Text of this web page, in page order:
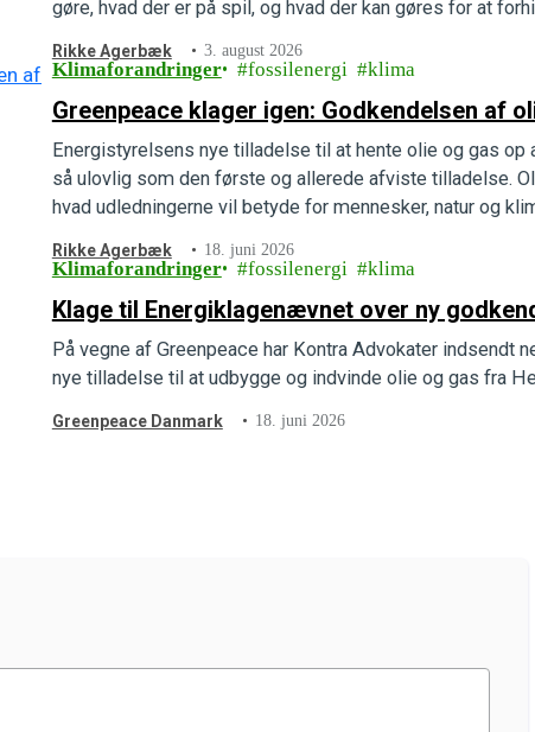
gøre, hvad der er på spil, og hvad der kan gøres for at
Rikke Agerbæk 3. august 2026
Klimaforandringer fossilenergi klima
Greenpeace klager igen: Godkendelsen af
Energistyrelsens nye tilladelse til at hente olie og gas
så ulovlig som den første og allerede afviste tilladelse.
hvad udledningerne vil betyde for mennesker, natur og
Rikke Agerbæk 18. juni 2026
Klimaforandringer fossilenergi klima
Klage til Energiklagenævnet over ny
På vegne af Greenpeace har Kontra Advokater indsendt
nye tilladelse til at udbygge og indvinde olie og gas fra
Greenpeace Danmark 18. juni 2026